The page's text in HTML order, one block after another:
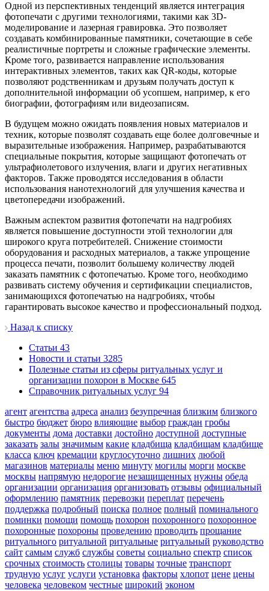
Одной из перспективных тенденций является интеграция
фотопечати с другими технологиями, такими как 3D-
моделирование и лазерная гравировка. Это позволяет
создавать комбинированные памятники, сочетающие в себе
реалистичные портреты и сложные графические элементы.
Кроме того, развивается направление использования
интерактивных элементов, таких как QR-коды, которые
позволяют родственникам и друзьям получать доступ к
дополнительной информации об усопшем, например, к его
биографии, фотографиям или видеозаписям.
В будущем можно ожидать появления новых материалов и
техник, которые позволят создавать еще более долговечные и
выразительные изображения. Например, разрабатываются
специальные покрытия, которые защищают фотопечать от
ультрафиолетового излучения, влаги и других негативных
факторов. Также проводятся исследования в области
использования нанотехнологий для улучшения качества и
цветопередачи изображений.
Важным аспектом развития фотопечати на надгробиях
является повышение доступности этой технологии для
широкого круга потребителей. Снижение стоимости
оборудования и расходных материалов, а также упрощение
процесса печати, позволит большему количеству людей
заказать памятник с фотопечатью. Кроме того, необходимо
развивать систему обучения и сертификации специалистов,
занимающихся фотопечатью на надгробиях, чтобы
гарантировать высокое качество и профессиональный подход.
Назад к списку
Cтатьи 43
Новости и статьи 3285
Полезные статьи из сферы ритуальных услуг и
организации похорон в Москве 645
Справочник ритуальных услуг 94
агент агентства адреса анализ безупречная близким близкого
быстро бюджет бюро влияющие выбор граждан гробы
документы дома доставки достойно доступной доступные
заказать залы значимым какие кладбища кладбищам кладбище
класса ключ кремации круглосуточно лишних любой
магазинов материалы меню минуту могилы морги москве
москвы напрямую недорогие незащищенных нужны обеда
организации организация организовать отзывы официальный
оформлению памятник перевозки переплат перечень
поддержка подробный поиска полное полный поминального
поминки помощи помощь похорон похоронного похоронное
похоронные похороны проведению проводить прощание
ритуального ритуальной ритуальные ритуальный руководство
сайт самым служб службы советы социально спектр список
срочных стоимость столицы товары точные транспорт
трудную услуг услуги установка факторы хлопот цене цены
человека человеком честные широкий эконом